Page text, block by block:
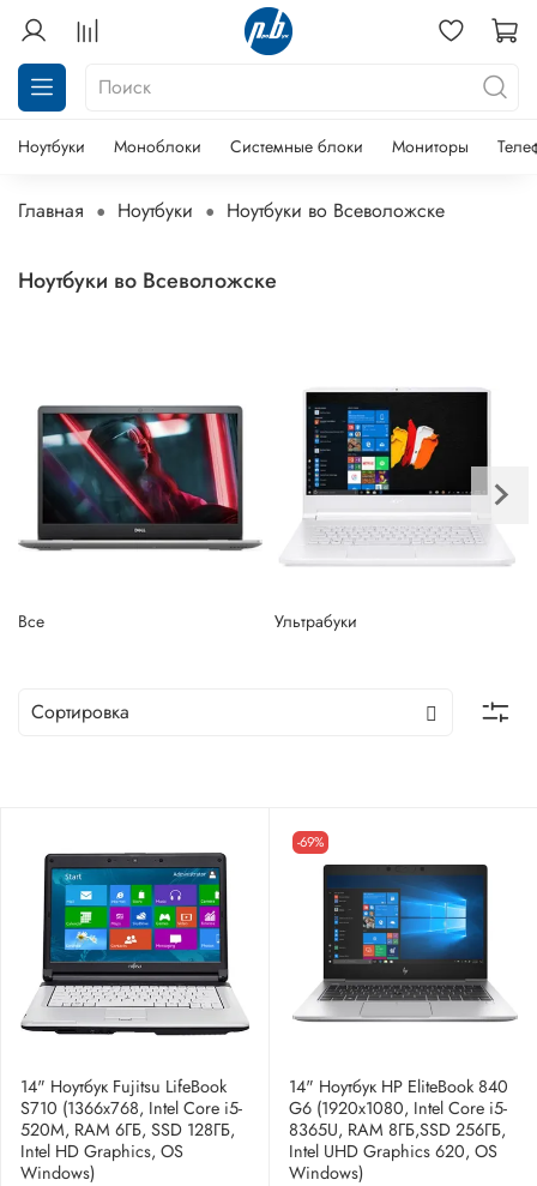
Ноутбуки Моноблоки Системные блоки Мониторы
Главная Ноутбуки Ноутбуки во Всеволожске
Ноутбуки во Всеволожске
Все Ультрабуки
14" Ноутбук Fujitsu LifeBook
S710 (1366x768, Intel Core i5-
520M, RAM 6ГБ, SSD 128ГБ,
Intel HD Graphics, OS
Windows)
-69%
14" Ноутбук HP EliteBook 840
G6 (1920x1080, Intel Core i5-
8365U, RAM 8ГБ,SSD 256ГБ,
Intel UHD Graphics 620, OS
Windows)